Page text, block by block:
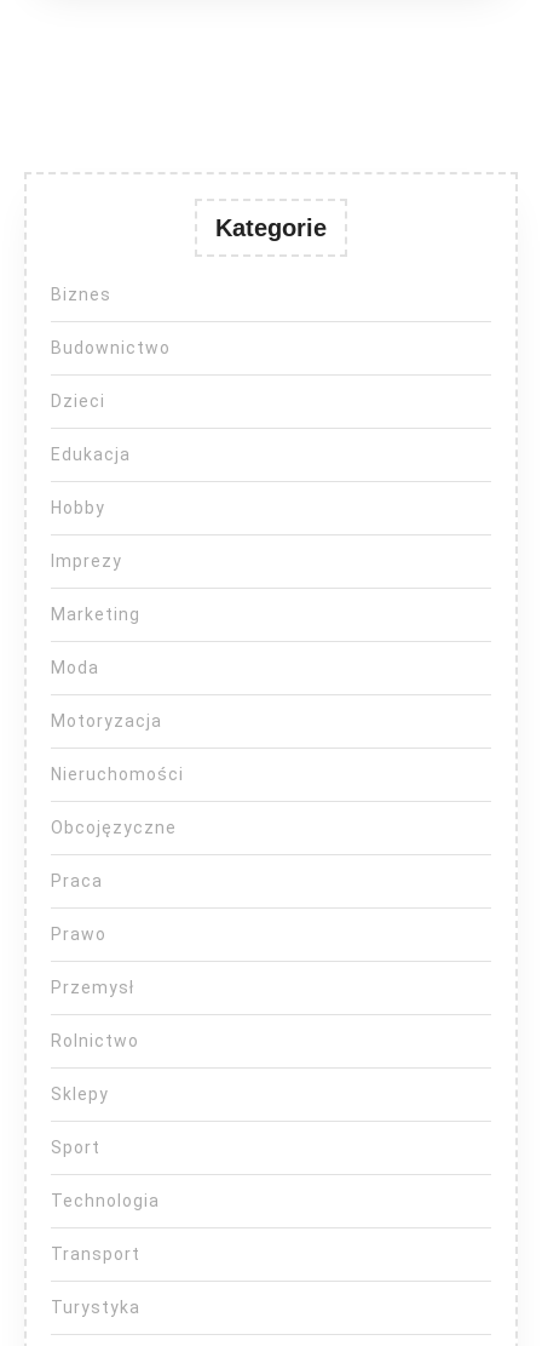
Kategorie
Biznes
Budownictwo
Dzieci
Edukacja
Hobby
Imprezy
Marketing
Moda
Motoryzacja
Nieruchomości
Obcojęzyczne
Praca
Prawo
Przemysł
Rolnictwo
Sklepy
Sport
Technologia
Transport
Turystyka